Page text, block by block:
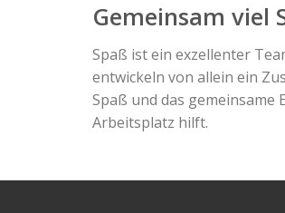
Gemeinsam viel
Spaß ist ein exzellenter
entwickeln von allein ein
Spaß und das gemeinsame
Arbeitsplatz hilft.